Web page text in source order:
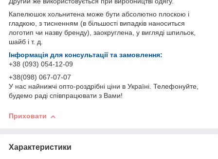
Капелюшок хольнитена може бути абсолютно плоскою і
гладкою, з тисненням (в більшості випадків наноситься
логотип чи назву бренду), заокруглена, у вигляді шпильок,
шайб і т. д.
Інформація для консультації та замовлення:
+38 (093) 054-12-09
+38(098) 067-07-07
У нас найнижчі опто-роздрібні ціни в Україні. Телефонуйте,
будемо раді співпрацювати з Вами!
Приховати
Характеристики